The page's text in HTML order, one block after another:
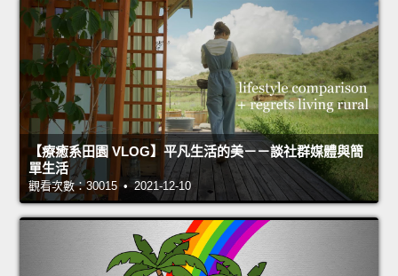
【療癒系田園 VLOG】平凡生活的美－－談社群媒體與簡
單生活
觀看次數：30015 • 2021-12-10